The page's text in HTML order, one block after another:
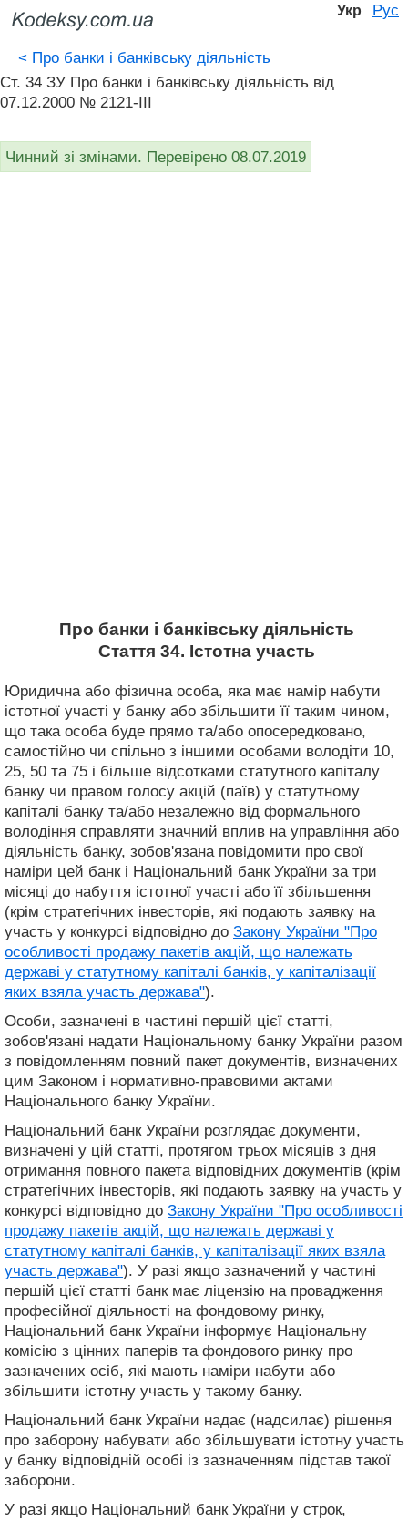
Укр Рус
< Про банки і банківську діяльність
Ст. 34 ЗУ Про банки і банківську діяльність вiд
07.12.2000 № 2121-III
Чинний зі змінами. Перевірено 08.07.2019
Про банки і банківську діяльність
Стаття 34. Істотна участь
Юридична або фізична особа, яка має намір набути
істотної участі у банку або збільшити її таким чином,
що така особа буде прямо та/або опосередковано,
самостійно чи спільно з іншими особами володіти 10,
25, 50 та 75 і більше відсотками статутного капіталу
банку чи правом голосу акцій (паїв) у статутному
капіталі банку та/або незалежно від формального
володіння справляти значний вплив на управління або
діяльність банку, зобов'язана повідомити про свої
наміри цей банк і Національний банк України за три
місяці до набуття істотної участі або її збільшення
(крім стратегічних інвесторів, які подають заявку на
участь у конкурсі відповідно до Закону України "Про
особливості продажу пакетів акцій, що належать
державі у статутному капіталі банків, у капіталізації
яких взяла участь держава").
Особи, зазначені в частині першій цієї статті,
зобов'язані надати Національному банку України разом
з повідомленням повний пакет документів, визначених
цим Законом і нормативно-правовими актами
Національного банку України.
Національний банк України розглядає документи,
визначені у цій статті, протягом трьох місяців з дня
отримання повного пакета відповідних документів (крім
стратегічних інвесторів, які подають заявку на участь у
конкурсі відповідно до Закону України "Про особливості
продажу пакетів акцій, що належать державі у
статутному капіталі банків, у капіталізації яких взяла
участь держава"). У разі якщо зазначений у частині
першій цієї статті банк має ліцензію на провадження
професійної діяльності на фондовому ринку,
Національний банк України інформує Національну
комісію з цінних паперів та фондового ринку про
зазначених осіб, які мають наміри набути або
збільшити істотну участь у такому банку.
Національний банк України надає (надсилає) рішення
про заборону набувати або збільшувати істотну участь
у банку відповідній особі із зазначенням підстав такої
заборони.
У разі якщо Національний банк України у строк,